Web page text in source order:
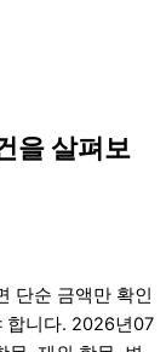
을 살펴보
단순 금액만 확인
합니다. 2026년07